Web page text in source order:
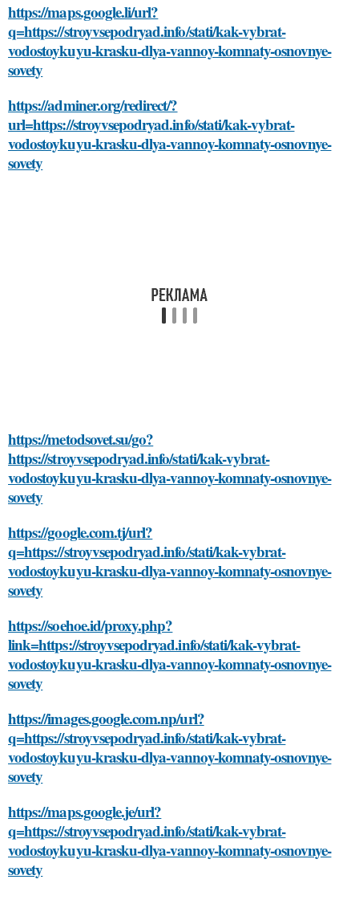
https://maps.google.li/url?
q=https://stroyvsepodryad.info/stati/kak-vybrat-
vodostoykuyu-krasku-dlya-vannoy-komnaty-osnovnye-
sovety
https://adminer.org/redirect/?
url=https://stroyvsepodryad.info/stati/kak-vybrat-
vodostoykuyu-krasku-dlya-vannoy-komnaty-osnovnye-
sovety
https://metodsovet.su/go?
https://stroyvsepodryad.info/stati/kak-vybrat-
vodostoykuyu-krasku-dlya-vannoy-komnaty-osnovnye-
sovety
https://google.com.tj/url?
q=https://stroyvsepodryad.info/stati/kak-vybrat-
vodostoykuyu-krasku-dlya-vannoy-komnaty-osnovnye-
sovety
https://soehoe.id/proxy.php?
link=https://stroyvsepodryad.info/stati/kak-vybrat-
vodostoykuyu-krasku-dlya-vannoy-komnaty-osnovnye-
sovety
https://images.google.com.np/url?
q=https://stroyvsepodryad.info/stati/kak-vybrat-
vodostoykuyu-krasku-dlya-vannoy-komnaty-osnovnye-
sovety
https://maps.google.je/url?
q=https://stroyvsepodryad.info/stati/kak-vybrat-
vodostoykuyu-krasku-dlya-vannoy-komnaty-osnovnye-
sovety